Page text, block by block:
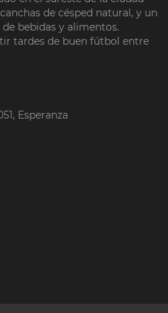
de césped natural, y un
bebidas y alimentos.
tardes de buen fútbol entre
Esperanza